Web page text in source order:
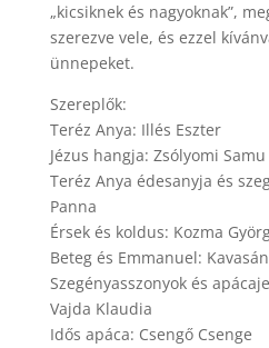
„kicsiknek és nagyoknak”,
szerezve vele, és ezzel
ünnepeket.
Szereplők:
Teréz Anya: Illés Eszter
Jézus hangja: Zsólyomi Samu
Teréz Anya édesanyja és
Panna
Érsek és koldus: Kozma
Beteg és Emmanuel:
Szegényasszonyok és
Vajda Klaudia
Idős apáca: Csengő Csenge